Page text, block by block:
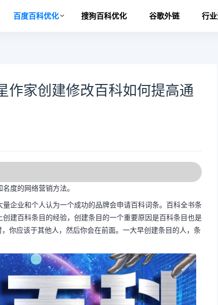
百度百科优化 搜狗百科优化 谷歌外链 行
作家创建修改百科如何提高通
度的网络营销方法。
企业和个人认为一个成功的品牌会申请百科词条。百科全书条
建百科条目的经验，创建条目的一个重要原因是百科条目也是
你应该于其他人，然后你会在前面。一大早创建条目的人，条